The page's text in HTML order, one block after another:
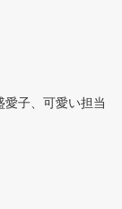
子、可愛い担当